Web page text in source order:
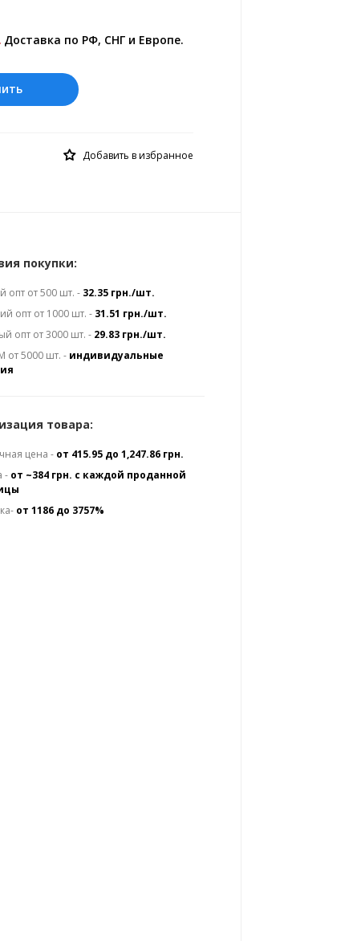
10 руб.= 4.20154 грн.
Доставка по РФ, СНГ и Европе.
Добавить в избранное
покупки:
опт от 500 шт. - 32.35 грн./шт.
опт от 1000 шт. - 31.51 грн./шт.
опт от 3000 шт. - 29.83 грн./шт.
от 5000 шт. - индивидуальные
товара:
цена - от 415.95 до 1,247.86 грн.
- от ~384 грн. с каждой проданной
от 1186 до 3757%